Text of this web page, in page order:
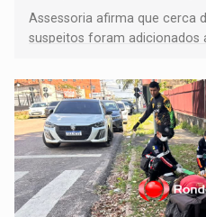
Assessoria afirma que cerca
suspeitos foram adicionados
remover as contas